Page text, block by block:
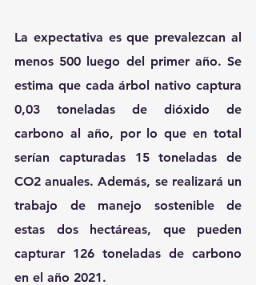
La expectativa es que prevalezcan al
menos 500 luego del primer año. Se
estima que cada árbol nativo captura
0,03 toneladas de dióxido de
carbono al año, por lo que en total
serían capturadas 15 toneladas de
CO2 anuales. Además, se realizará un
trabajo de manejo sostenible de
estas dos hectáreas, que pueden
capturar 126 toneladas de carbono
en el año 2021.